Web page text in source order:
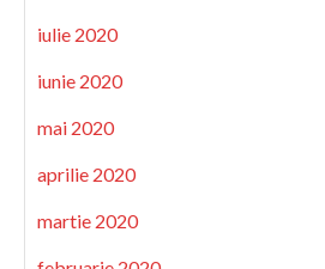
iulie 2020
iunie 2020
mai 2020
aprilie 2020
martie 2020